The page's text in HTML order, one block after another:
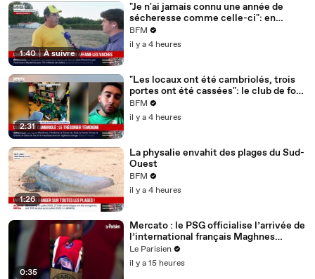
1:40 | À suivre
"Je n'ai jamais connu une année de
sécheresse comme celle-ci": en
Charente-Maritime, à cause de la
sécheresse, l'herbe de cette prairie
n'est plus comestible pour les vaches
BFM
il y a 4 heures
2:31
"Les locaux ont été cambriolés, trois
portes ont été cassées": le club de foot
de Champfleur victime d'un
cambriolage
BFM
il y a 4 heures
1:26
La physalie envahit des plages du Sud-
Ouest
BFM
il y a 4 heures
0:35
Mercato : le PSG officialise l’arrivée de
l’international français Maghnes
Akliouche
Le Parisien
il y a 15 heures